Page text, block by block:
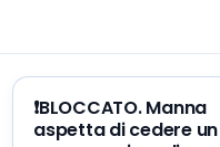
❗️BLOCCATO. Manna
aspetta di cedere un